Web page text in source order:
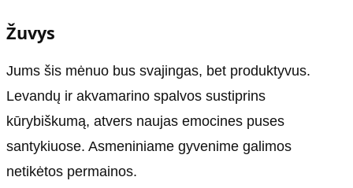
Žuvys
Jums šis mėnuo bus svajingas, bet produktyvus.
Levandų ir akvamarino spalvos sustiprins
kūrybiškumą, atvers naujas emocines puses
santykiuose. Asmeniniame gyvenime galimos
netikėtos permainos.